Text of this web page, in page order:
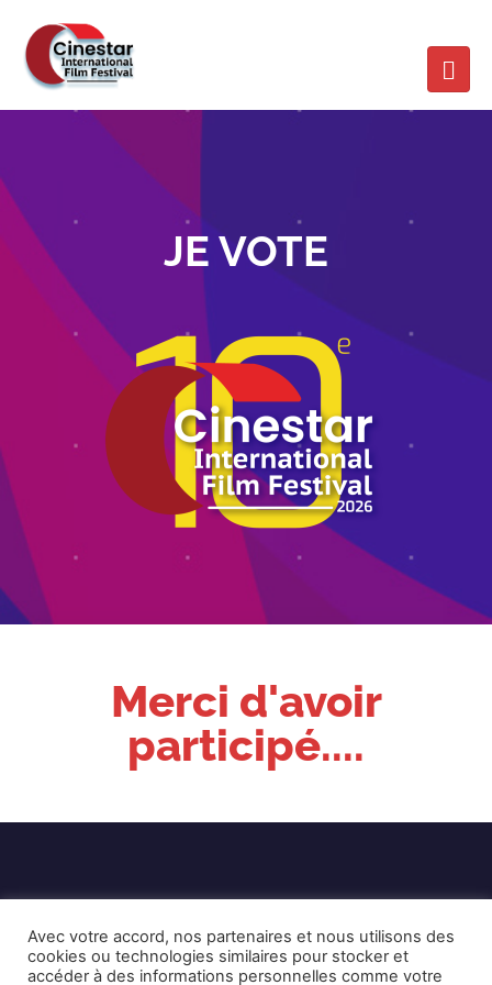
JE VOTE
Merci d'avoir
participé....
Avec votre accord, nos partenaires et nous utilisons des
cookies ou technologies similaires pour stocker et
accéder à des informations personnelles comme votre